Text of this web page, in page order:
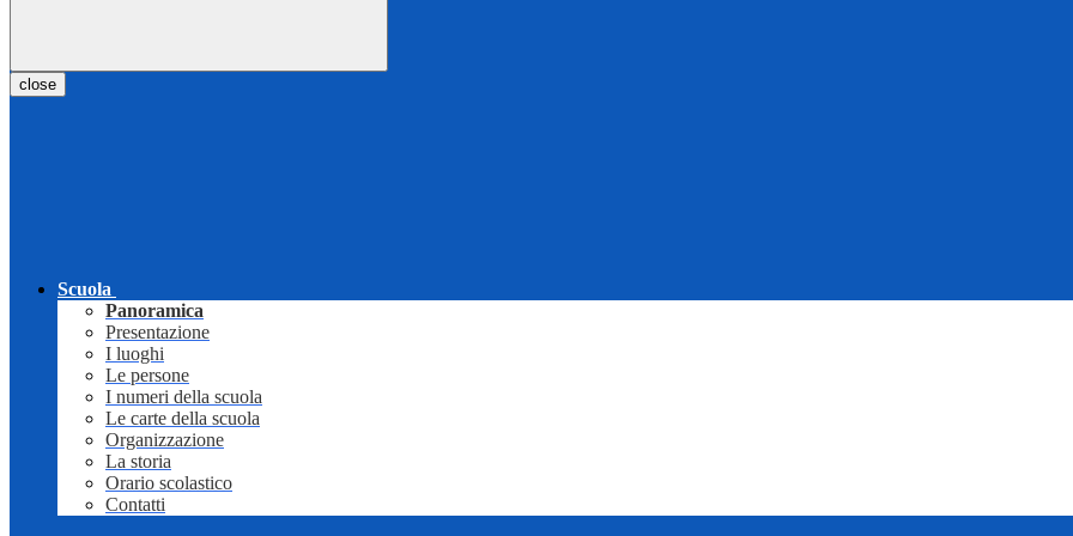
close
Scuola
Panoramica
Presentazione
I luoghi
Le persone
I numeri della scuola
Le carte della scuola
Organizzazione
La storia
Orario scolastico
Contatti